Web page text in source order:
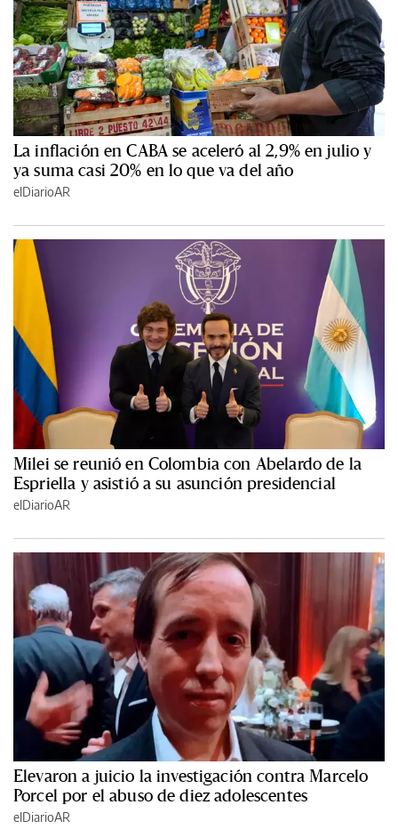
La inflación en CABA se aceleró al 2,9% en julio y
ya suma casi 20% en lo que va del año
elDiarioAR
Milei se reunió en Colombia con Abelardo de la
Espriella y asistió a su asunción presidencial
elDiarioAR
Elevaron a juicio la investigación contra Marcelo
Porcel por el abuso de diez adolescentes
elDiarioAR